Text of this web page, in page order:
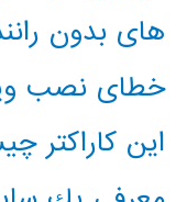
های بدون
خطای نصب
این کاراکتر